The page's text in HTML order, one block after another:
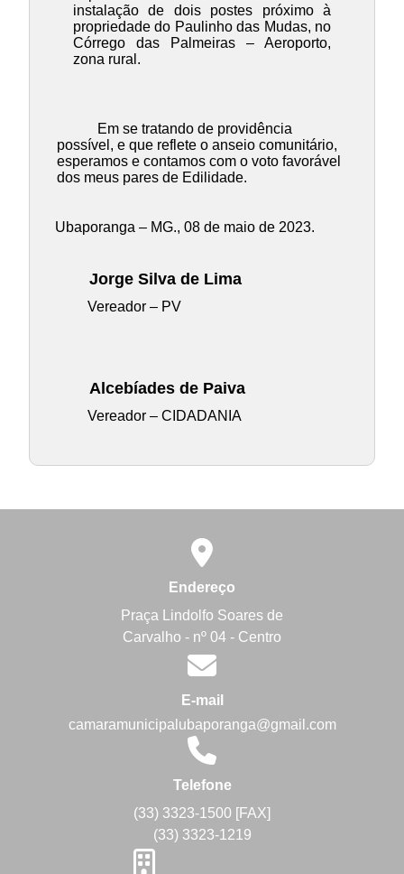
instalação de dois postes próximo à
propriedade do Paulinho das Mudas, no
Córrego das Palmeiras – Aeroporto,
zona rural.
Em se tratando de providência
possível, e que reflete o anseio comunitário,
esperamos e contamos com o voto favorável
dos meus pares de Edilidade.
Ubaporanga – MG., 08 de maio de 2023.
Jorge Silva de Lima
Vereador – PV
Alcebíades de Paiva
Vereador – CIDADANIA
Endereço
Praça Lindolfo Soares de
Carvalho - nº 04 - Centro
E-mail
camaramunicipalubaporanga@gmail.com
Telefone
(33) 3323-1500 [FAX]
(33) 3323-1219